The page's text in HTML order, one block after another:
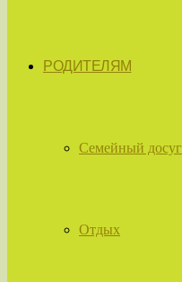
РОДИТЕЛЯМ
Семейный досуг
Отдых